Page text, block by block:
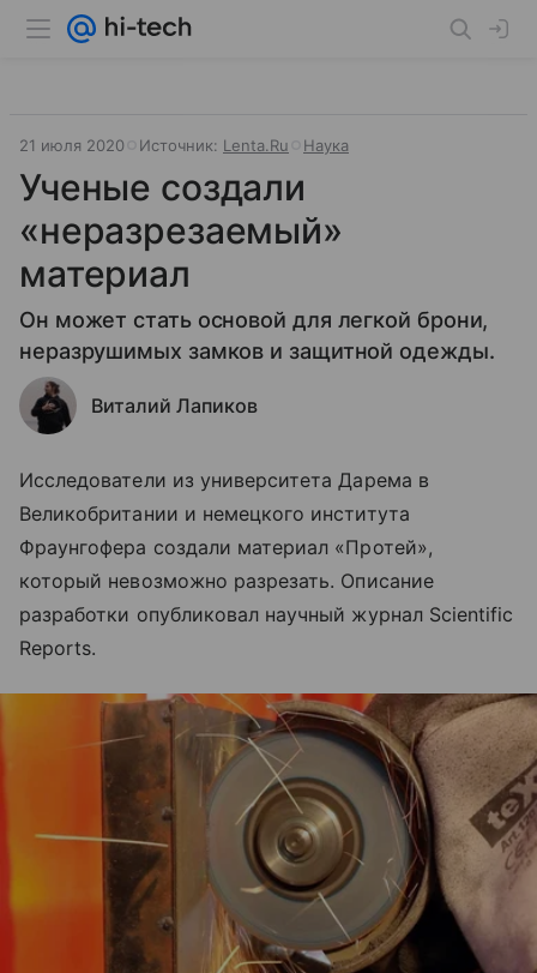
21 июля 2020 Источник: Lenta.Ru Наука
Ученые создали
«неразрезаемый»
материал
Он может стать основой для легкой брони,
неразрушимых замков и защитной одежды.
Виталий Лапиков
Исследователи из университета Дарема в
Великобритании и немецкого института
Фраунгофера создали материал «Протей»,
который невозможно разрезать. Описание
разработки опубликовал научный журнал Scientific
Reports.